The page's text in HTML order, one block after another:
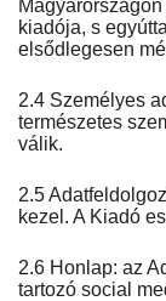
kiadója, s
elsődlegesen
2.4 Személyes
természetes
válik.
2.5
kezel. A Kiadó
2.6 Honlap: az
tartozó social